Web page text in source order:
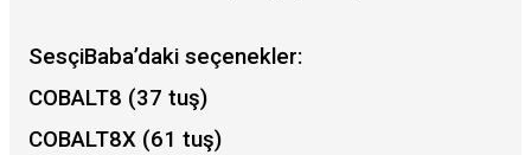
SesçiBaba’daki seçenekler:
COBALT8 (37 tuş)
COBALT8X (61 tuş)